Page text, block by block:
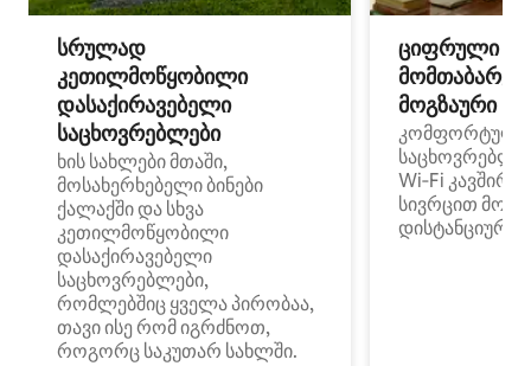
სრულად
კეთილმოწყობილი
დასაქირავებელი
საცხოვრებლები
ხის სახლები მთაში,
მოსახერხებელი ბინები
ქალაქში და სხვა
კეთილმოწყობილი
დასაქირავებელი
საცხოვრებლები,
რომლებშიც ყველა პირობაა,
თავი ისე რომ იგრძნოთ,
როგორც საკუთარ სახლში.
ციფრული
მოგზაური
კომფორტული
Wi‑Fi
სივრცით
დისტანციური